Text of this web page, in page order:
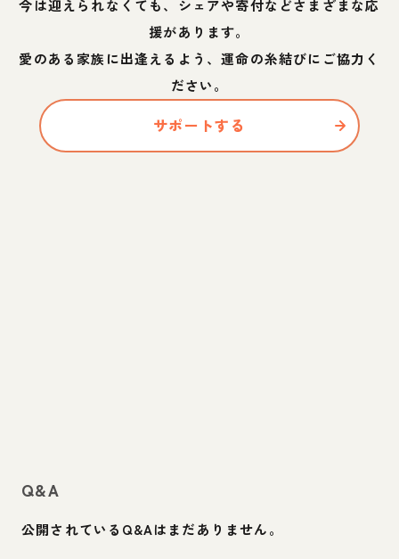
今は迎えられなくても、シェアや寄付などさまざまな応
援があります。
愛のある家族に出逢えるよう、運命の糸結びにご協力く
ださい。
サポートする
Q&A
公開されているQ&Aはまだありません。